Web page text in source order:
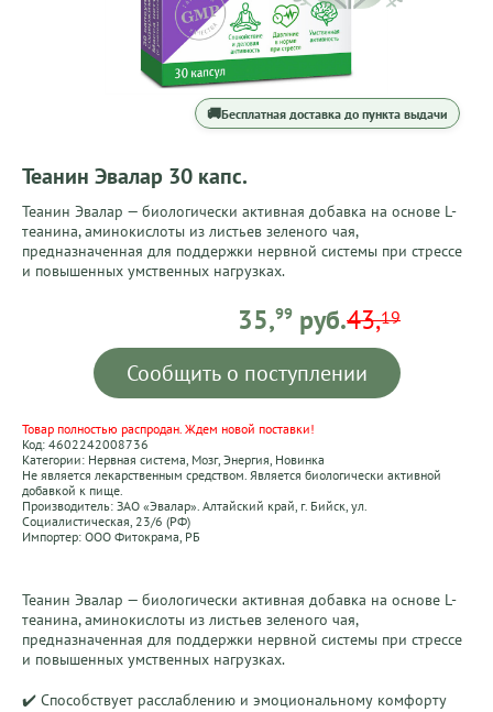
🚚Бесплатная доставка до пункта выдачи
Теанин Эвалар 30 капс.
Теанин Эвалар — биологически активная добавка на основе L-
теанина, аминокислоты из листьев зеленого чая,
предназначенная для поддержки нервной системы при стрессе
и повышенных умственных нагрузках.
43,19
35,99 BYN
35,99 руб.
Сообщить о поступлении
Товар полностью распродан. Ждем новой поставки!
Код: 4602242008736
Категории: Нервная система, Мозг, Энергия, Новинка
Не является лекарственным средством. Является биологически активной
добавкой к пище.
Производитель: ЗАО «Эвалар». Алтайский край, г. Бийск, ул.
Социалистическая, 23/6 (РФ)
Импортер: ООО Фитокрама, РБ
Теанин Эвалар — биологически активная добавка на основе L-
теанина, аминокислоты из листьев зеленого чая,
предназначенная для поддержки нервной системы при стрессе
и повышенных умственных нагрузках.
✔️ Способствует расслаблению и эмоциональному комфорту